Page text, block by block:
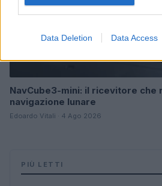
Data Deletion Data Access
NavCube3-mini: il ricevitore che
navigazione lunare
Edoardo Vitali · 4 Ago 2026
PIÙ LETTI